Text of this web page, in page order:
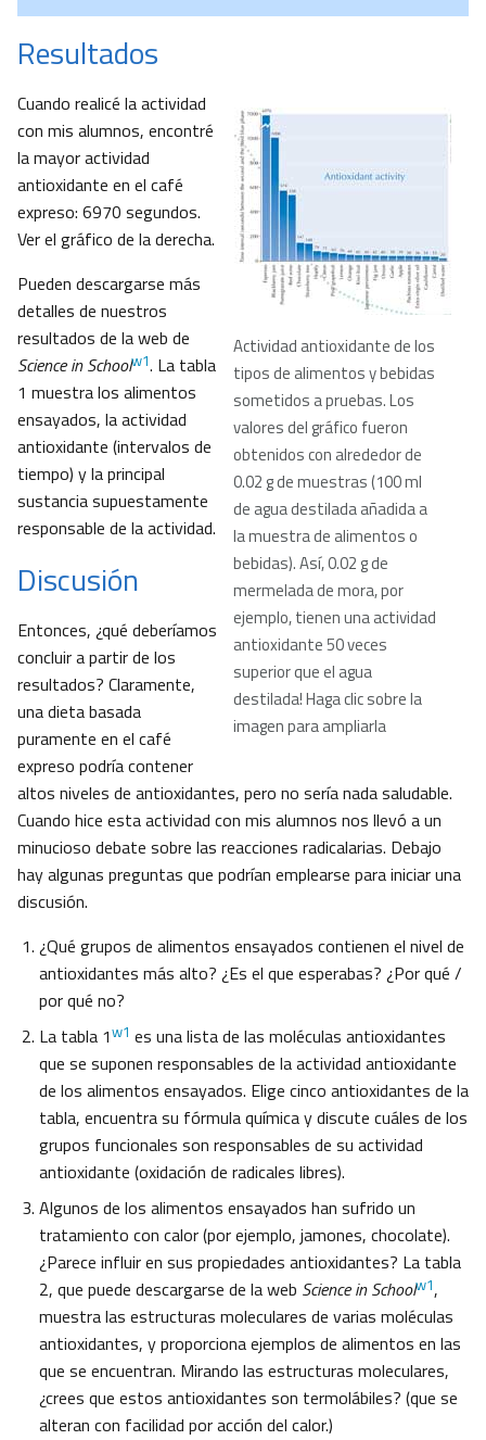
Resultados
Actividad antioxidante de los
tipos de alimentos y bebidas
sometidos a pruebas. Los
valores del gráfico fueron
obtenidos con alrededor de
0.02 g de muestras (100 ml
de agua destilada añadida a
la muestra de alimentos o
bebidas). Así, 0.02 g de
mermelada de mora, por
ejemplo, tienen una actividad
antioxidante 50 veces
superior que el agua
destilada! Haga clic sobre la
imagen para ampliarla
Cuando realicé la actividad
con mis alumnos, encontré
la mayor actividad
antioxidante en el café
expreso: 6970 segundos.
Ver el gráfico de la derecha.
Pueden descargarse más
detalles de nuestros
resultados de la web de
Science in Schoolw1. La tabla
1 muestra los alimentos
ensayados, la actividad
antioxidante (intervalos de
tiempo) y la principal
sustancia supuestamente
responsable de la actividad.
Discusión
Entonces, ¿qué deberíamos
concluir a partir de los
resultados? Claramente,
una dieta basada
puramente en el café
expreso podría contener
altos niveles de antioxidantes, pero no sería nada saludable.
Cuando hice esta actividad con mis alumnos nos llevó a un
minucioso debate sobre las reacciones radicalarias. Debajo
hay algunas preguntas que podrían emplearse para iniciar una
discusión.
¿Qué grupos de alimentos ensayados contienen el nivel de
antioxidantes más alto? ¿Es el que esperabas? ¿Por qué /
por qué no?
La tabla 1w1 es una lista de las moléculas antioxidantes
que se suponen responsables de la actividad antioxidante
de los alimentos ensayados. Elige cinco antioxidantes de la
tabla, encuentra su fórmula química y discute cuáles de los
grupos funcionales son responsables de su actividad
antioxidante (oxidación de radicales libres).
Algunos de los alimentos ensayados han sufrido un
tratamiento con calor (por ejemplo, jamones, chocolate).
¿Parece influir en sus propiedades antioxidantes? La tabla
2, que puede descargarse de la web Science in Schoolw1,
muestra las estructuras moleculares de varias moléculas
antioxidantes, y proporciona ejemplos de alimentos en las
que se encuentran. Mirando las estructuras moleculares,
¿crees que estos antioxidantes son termolábiles? (que se
alteran con facilidad por acción del calor.)